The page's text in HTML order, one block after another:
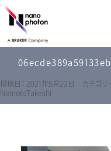
投稿日 : 2021年5月22日 カテゴリ
NemotoTakeshi